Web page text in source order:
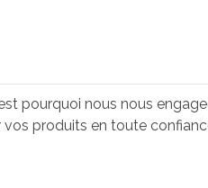
pourquoi nous nous
produits en toute